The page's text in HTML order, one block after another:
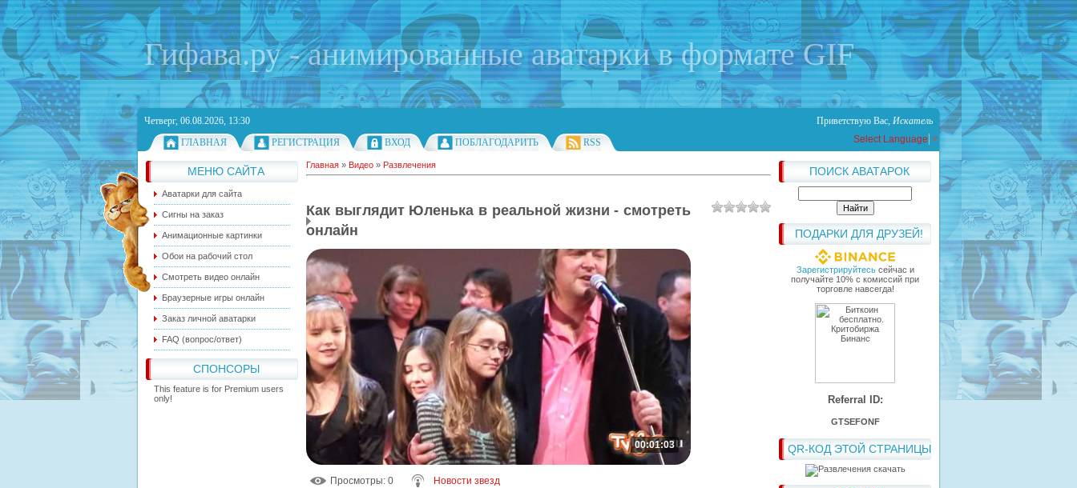
Гифава.ру - анимированные аватарки в формате GIF
Четверг, 06.08.2026, 13:30 Приветствую Вас, Искатель
ГЛАВНАЯ
РЕГИСТРАЦИЯ ВХОД ПОБЛАГОДАРИТЬ RSS Select Language ▼
МЕНЮ САЙТА
Аватарки для сайта
Сигны на заказ
Анимационные картинки
Обои на рабочий стол
Смотреть видео онлайн
Браузерные игры онлайн
Заказ личной аватарки
FAQ (вопрос/ответ)
СПОНСОРЫ
This feature is for Premium users
only!
ПОИСК АВАТАРОК
ПОДАРКИ ДЛЯ ДРУЗЕЙ!
Зарегистрируйтесьсейчас и
получайте 10% с комиссий при
торговле навсегда!
Referral ID:
GTSEFONF
QR-КОД ЭТОЙ СТРАНИЦЫ
Главная » Видео » Развлечения
Как выглядит Юленька в реальной жизни - смотреть
онлайн
00:01:03
Просмотры: 0 Новости звезд